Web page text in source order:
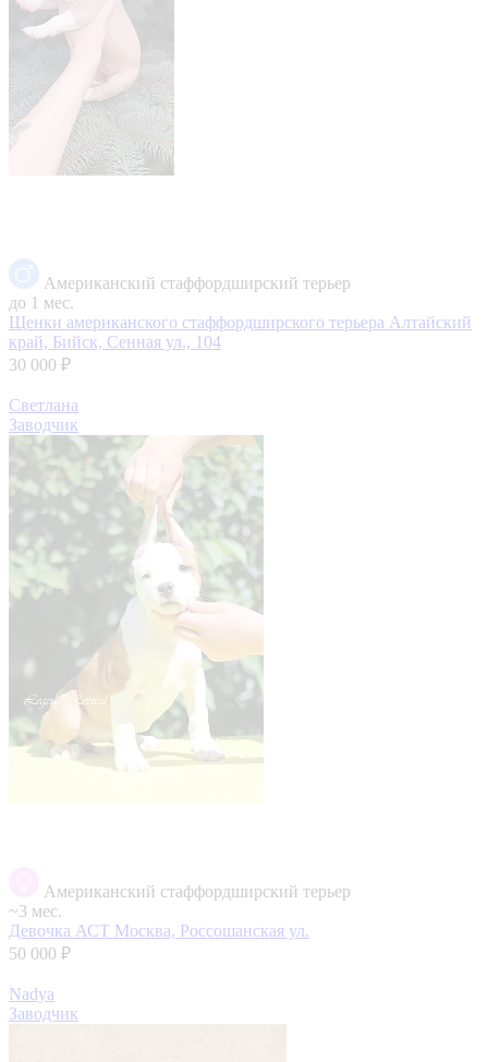
Американский стаффордширский терьер
до 1 мес.
Щенки американского стаффордширского терьера Алтайский
край, Бийск, Сенная ул., 104
30 000 ₽
Светлана
Заводчик
Американский стаффордширский терьер
~3 мес.
Девочка АСТ Москва, Россошанская ул.
50 000 ₽
Nadya
Заводчик